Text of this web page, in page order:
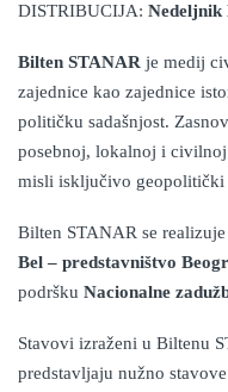
DISTRIBUCIJA: Nedeljnik
Bilten STANAR je medij
zajednice kao zajednice
političku sadašnjost.
posebnoj, lokalnoj i
misli isključivo geopolitički
Bilten STANAR se realizuje
Bel – predstavništvo
podršku Nacionalne
Stavovi izraženi u Biltenu
predstavljaju nužno